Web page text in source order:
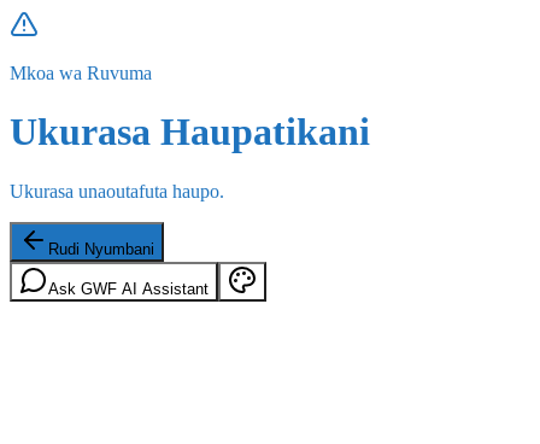
Mkoa wa Ruvuma
Ukurasa Haupatikani
Ukurasa unaoutafuta haupo.
Rudi Nyumbani
Ask GWF AI Assistant